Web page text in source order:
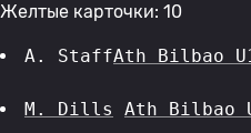
Желтые карточки: 10
A. StaffAth Bilbao
M. Dills Ath Bilbao